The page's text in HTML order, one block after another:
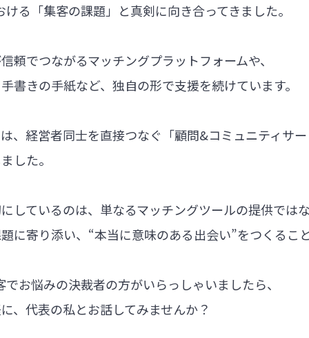
る「集客の課題」と真剣に向き合ってきました。
頼でつながるマッチングプラットフォームや、
書きの手紙など、独自の形で支援を続けています。
、経営者同士を直接つなぐ「顧問&コミュニティサ
した。
しているのは、単なるマッチングツールの提供では
に寄り添い、“本当に意味のある出会い”をつくるこ
お悩みの決裁者の方がいらっしゃいましたら、
、代表の私とお話してみませんか？